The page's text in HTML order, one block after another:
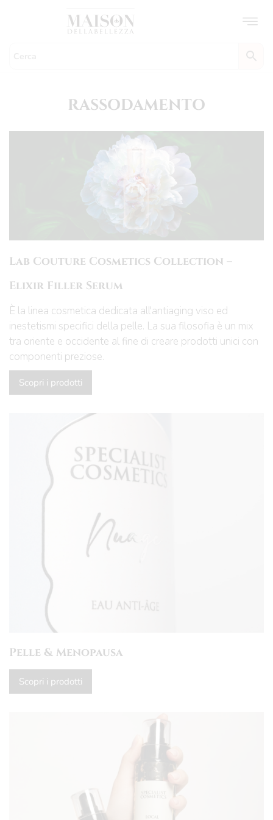
RASSODAMENTO
Lab Couture Cosmetics Collection –
Elixir Filler Serum
È la linea cosmetica dedicata all'antiaging viso ed
inestetismi specifici della pelle. La sua filosofia è un mix
tra oriente e occidente al fine di creare prodotti unici con
componenti preziose.
Scopri i prodotti
Pelle & Menopausa
Scopri i prodotti